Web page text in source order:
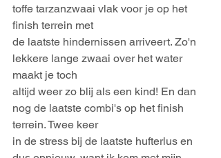
toffe tarzanzwaai vlak voor je op het
finish terrein met
de laatste hindernissen arriveert. Zo'n
lekkere lange zwaai over het water
maakt je toch
altijd weer zo blij als een kind! En dan
nog de laatste combi's op het finish
terrein. Twee keer
in de stress bij de laatste hufterlus en